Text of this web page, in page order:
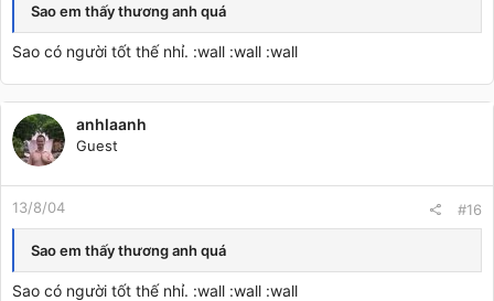
Sao em thấy thương anh quá
Sao có người tốt thế nhỉ. :wall :wall :wall
anhlaanh
Guest
13/8/04 #16
Sao em thấy thương anh quá
Sao có người tốt thế nhỉ. :wall :wall :wall